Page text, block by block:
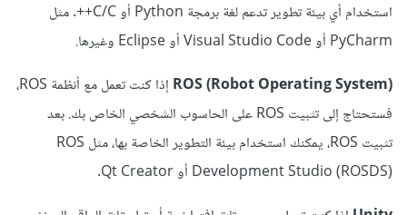
استخدام أي بيئة تطوير تدعم لغة برمجة Python أو C/C++. مثل
PyCharm أو Visual Studio Code أو Eclipse وغيرها.
ROS (Robot Operating System)
إذا كنت تعمل مع أنظمة ROS،
فستحتاج إلى تثبيت ROS على الحاسوب الشخصي الخاص بك. بعد
تثبيت ROS، يمكنك استخدام بيئة التطوير الخاصة بها، مثل ROS
Development Studio (ROSDS) أو Qt Creator.